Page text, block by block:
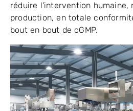
réduire l'intervention humaine,
production, en totale
bout en bout de cGMP.